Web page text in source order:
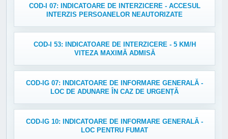
COD-I 07: INDICATOARE DE INTERZICERE - ACCESUL
INTERZIS PERSOANELOR NEAUTORIZATE
COD-I 53: INDICATOARE DE INTERZICERE - 5 KM/H
VITEZA MAXIMĂ ADMISĂ
COD-IG 07: INDICATOARE DE INFORMARE GENERALĂ -
LOC DE ADUNARE ÎN CAZ DE URGENȚĂ
COD-IG 10: INDICATOARE DE INFORMARE GENERALĂ -
LOC PENTRU FUMAT